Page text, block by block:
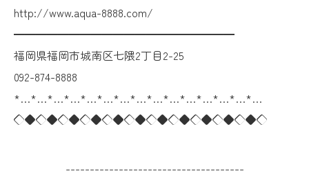
http://www.aqua-8888.com/
━━━━━━━━━━━━━━━━━━━━
福岡県福岡市城南区七隈2丁目2-25
092-874-8888
*…*…*…*…*…*…*…*…*…*…*…*…*…*…*…
◇◆◇◆◇◆◇◆◇◆◇◆◇◆◇◆◇◆◇◆◇◆◇
-------------------------------------